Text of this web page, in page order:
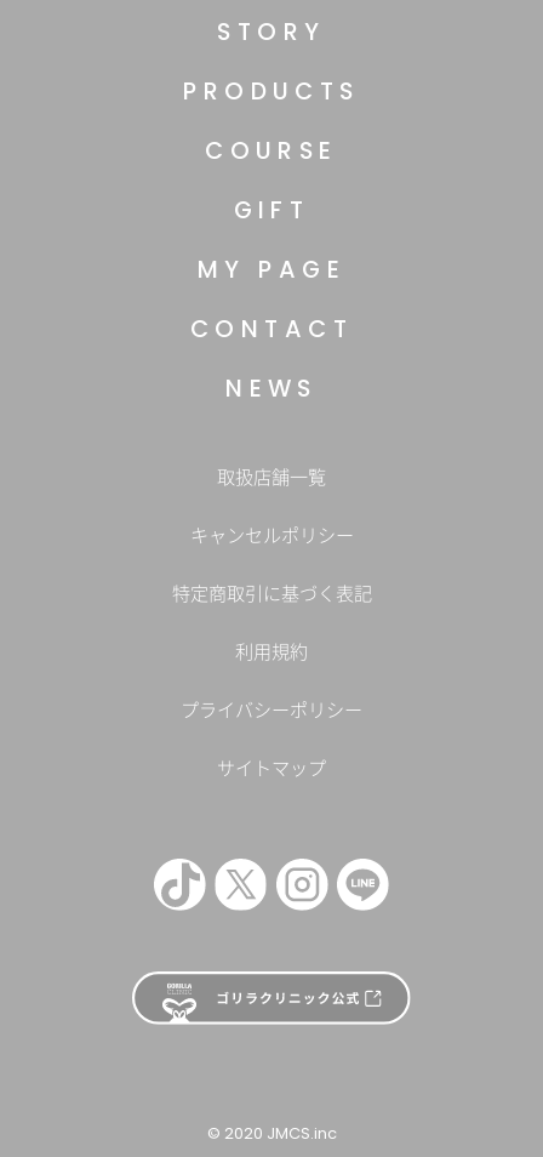
STORY
PRODUCTS
COURSE
GIFT
MY PAGE
CONTACT
NEWS
取扱店舗一覧
キャンセルポリシー
特定商取引に基づく表記
利用規約
プライバシーポリシー
サイトマップ
© 2020 JMCS.inc